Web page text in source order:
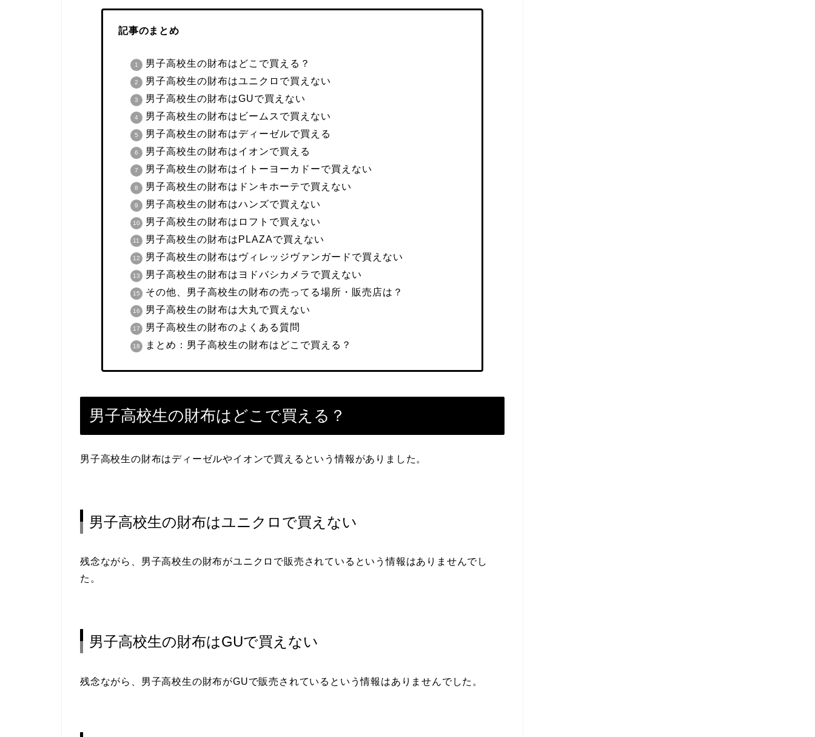
記事のまとめ
男子高校生の財布はどこで買える？
男子高校生の財布はユニクロで買えない
男子高校生の財布はGUで買えない
男子高校生の財布はビームスで買えない
男子高校生の財布はディーゼルで買える
男子高校生の財布はイオンで買える
男子高校生の財布はイトーヨーカドーで買えない
男子高校生の財布はドンキホーテで買えない
男子高校生の財布はハンズで買えない
男子高校生の財布はロフトで買えない
男子高校生の財布はPLAZAで買えない
男子高校生の財布はヴィレッジヴァンガードで買えない
男子高校生の財布はヨドバシカメラで買えない
その他、男子高校生の財布の売ってる場所・販売店は？
男子高校生の財布は大丸で買えない
男子高校生の財布のよくある質問
まとめ：男子高校生の財布はどこで買える？
男子高校生の財布はどこで買える？
男子高校生の財布はディーゼルやイオンで買えるという情報がありました。
男子高校生の財布はユニクロで買えない
残念ながら、男子高校生の財布がユニクロで販売されているという情報はありませんでし
た。
男子高校生の財布はGUで買えない
残念ながら、男子高校生の財布がGUで販売されているという情報はありませんでした。